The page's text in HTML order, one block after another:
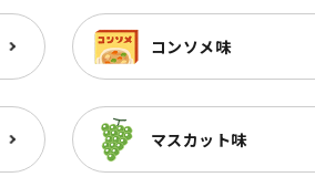
コンソメ味
マスカット味